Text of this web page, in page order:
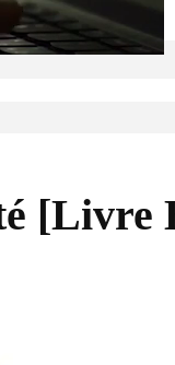
[Livre